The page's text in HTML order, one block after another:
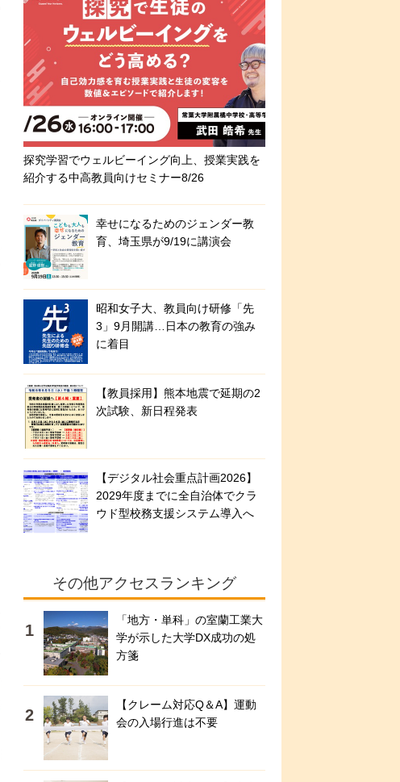
探究学習でウェルビーイング向上、授業実践を
紹介する中高教員向けセミナー8/26
幸せになるためのジェンダー教
育、埼玉県が9/19に講演会
昭和女子大、教員向け研修「先
3」9月開講…日本の教育の強み
に着目
【教員採用】熊本地震で延期の2
次試験、新日程発表
【デジタル社会重点計画2026】
2029年度までに全自治体でクラ
ウド型校務支援システム導入へ
その他アクセスランキング
「地方・単科」の室蘭工業大
学が示した大学DX成功の処
方箋
【クレーム対応Q＆A】運動
会の入場行進は不要